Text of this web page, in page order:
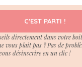
C'EST PARTI !
directement dans votre
vous plait pas ? Pas de
désinscrire en un clic !